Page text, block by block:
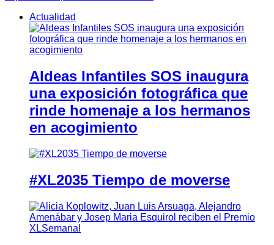
Actualidad
Aldeas Infantiles SOS inaugura
una exposición fotográfica que
rinde homenaje a los hermanos
en acogimiento
#XL2035 Tiempo de moverse